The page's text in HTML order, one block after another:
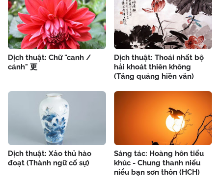
Dịch thuật: Chữ "canh /
cánh" 更
Dịch thuật: Thoái nhất bộ
hải khoát thiên không
(Tăng quảng hiền văn)
Dịch thuật: Xảo thủ hào
đoạt (Thành ngữ cố sự)
Sáng tác: Hoàng hôn tiểu
khúc - Chung thanh niểu
niểu bạn sơn thôn (HCH)